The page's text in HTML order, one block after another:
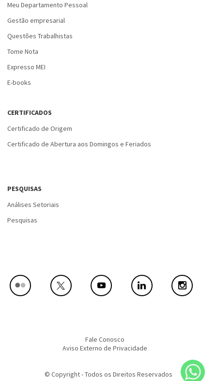
Meu Departamento Pessoal
Gestão empresarial
Questões Trabalhistas
Tome Nota
Expresso MEI
E-books
CERTIFICADOS
Certificado de Origem
Certificado de Abertura aos Domingos e Feriados
PESQUISAS
Análises Setoriais
Pesquisas
Fale Conosco
Aviso Externo de Privacidade
© Copyright - Todos os Direitos Reservados